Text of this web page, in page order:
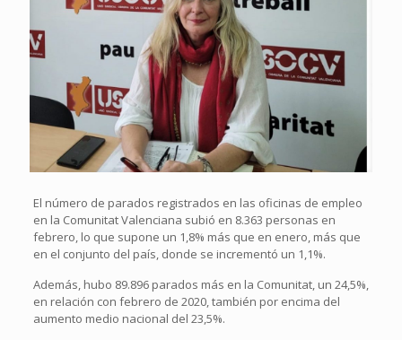
El número de parados registrados en las oficinas de empleo
en la Comunitat Valenciana subió en 8.363 personas en
febrero, lo que supone un 1,8% más que en enero, más que
en el conjunto del país, donde se incrementó un 1,1%.
Además, hubo 89.896 parados más en la Comunitat, un 24,5%,
en relación con febrero de 2020, también por encima del
aumento medio nacional del 23,5%.